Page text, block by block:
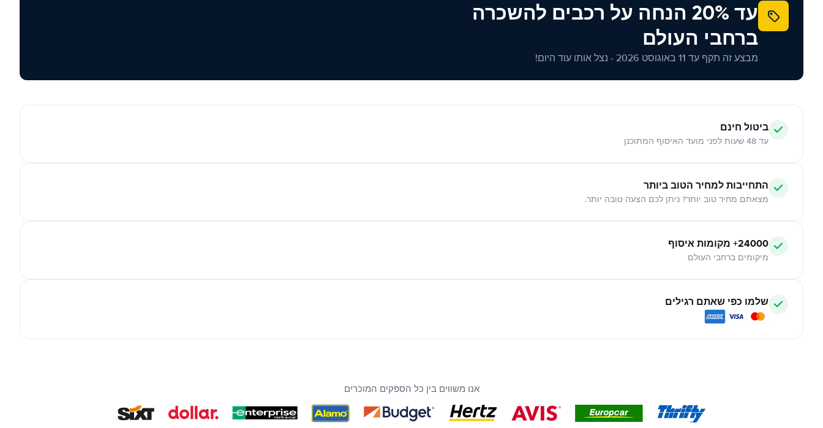
עד 20% הנחה על רכבים להשכרה
ברחבי העולם
מבצע זה תקף עד 11 באוגוסט 2026 - נצל אותו עוד היום!
ביטול חינם
עד 48 שעות לפני מועד האיסוף המתוכנן
התחייבות למחיר הטוב ביותר
מצאתם מחיר טוב יותר? ניתן לכם הצעה טובה יותר.
24000+ מקומות איסוף
מיקומים ברחבי העולם
שלמו כפי שאתם רגילים
אנו משווים בין כל הספקים המוכרים